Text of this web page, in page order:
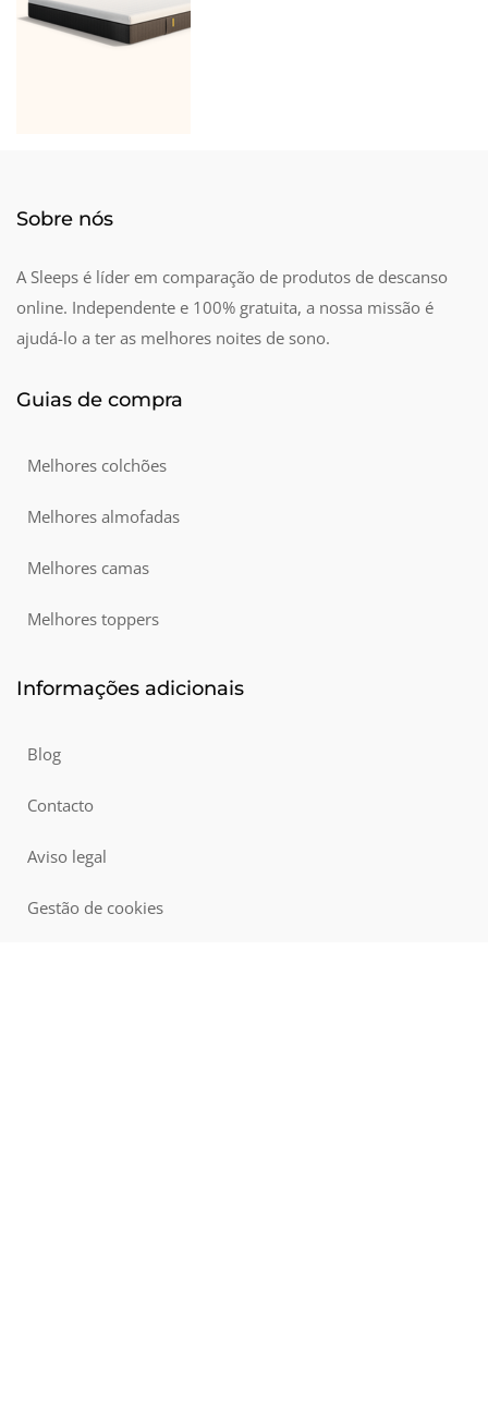
interessar-lhe
escolha de um colchão. Mas será melhor um colchão duro
Sobre nós
A Sleeps é líder em comparação de produtos de descanso
online. Independente e 100% gratuita, a nossa missão é
ajudá-lo a ter as melhores noites de sono.
Guias de compra
Melhores colchões
Melhores almofadas
Melhores camas
Melhores toppers
Informações adicionais
Blog
Contacto
Aviso legal
Gestão de cookies